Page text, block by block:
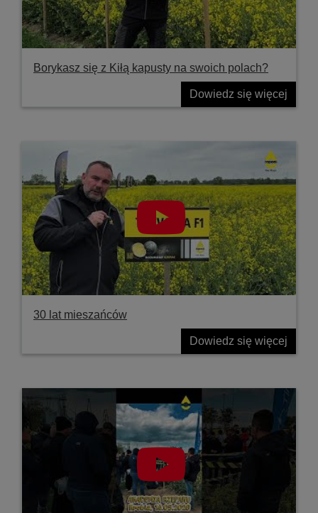
Borykasz się z Kiłą kapusty na swoich polach?
Dowiedz się więcej
30 lat mieszańców
Dowiedz się więcej